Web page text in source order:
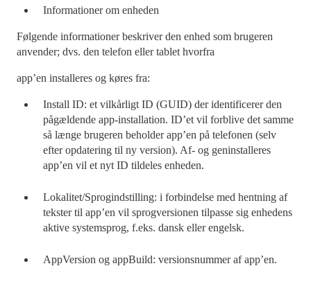
Informationer om enheden
Følgende informationer beskriver den enhed som brugeren
anvender; dvs. den telefon eller tablet hvorfra
app’en installeres og køres fra:
Install ID: et vilkårligt ID (GUID) der identificerer den
pågældende app-installation. ID’et vil forblive det samme
så længe brugeren beholder app’en på telefonen (selv
efter opdatering til ny version). Af- og geninstalleres
app’en vil et nyt ID tildeles enheden.
Lokalitet/Sprogindstilling: i forbindelse med hentning af
tekster til app’en vil sprogversionen tilpasse sig enhedens
aktive systemsprog, f.eks. dansk eller engelsk.
AppVersion og appBuild: versionsnummer af app’en.